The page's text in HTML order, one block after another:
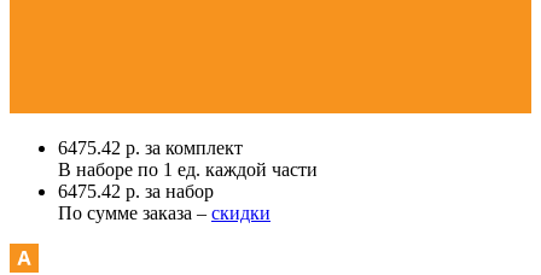
6475.42 р. за комплект
В наборе по 1 ед. каждой части
6475.42 р. за набор
По сумме заказа – скидки